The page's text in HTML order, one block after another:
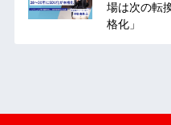
場は次の転
格化」